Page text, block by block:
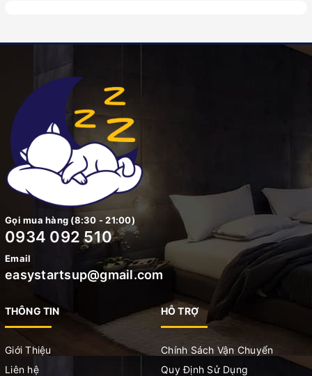
Gọi mua hàng (8:30 - 21:00)
0934 092 510
Email
easystartsup@gmail.com
THÔNG TIN
Giới Thiệu
Liên hệ
HỖ TRỢ
Chính Sách Vận Chuyển
Quy Định Sử Dụng